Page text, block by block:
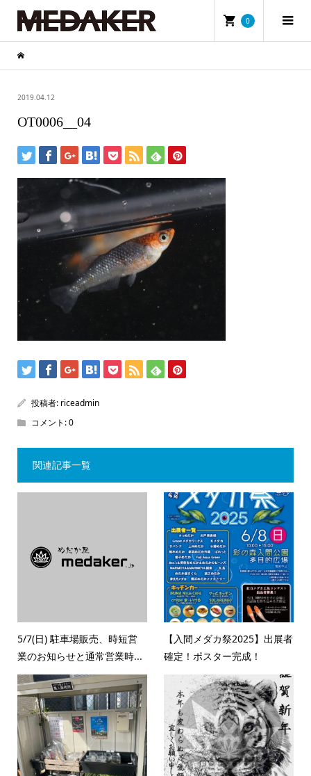
0
2019.04.12
OT0006__04
投稿者: riceadmin
コメント:0
関連記事一覧
5/7(日) 駐車場販売、時短営
業のお知らせと通常営業時...
【入間メダカ祭2025】出展者
確定！ポスター完成！